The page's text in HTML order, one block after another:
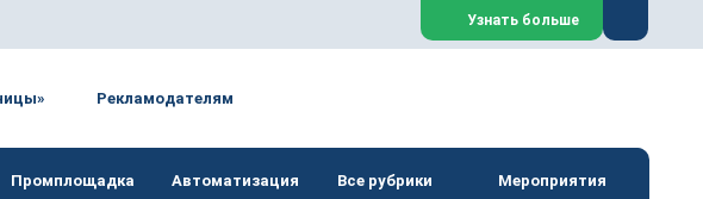
Узнать больше
Рекламодателям
Промплощадка Автоматизация Все рубрики Мероприятия